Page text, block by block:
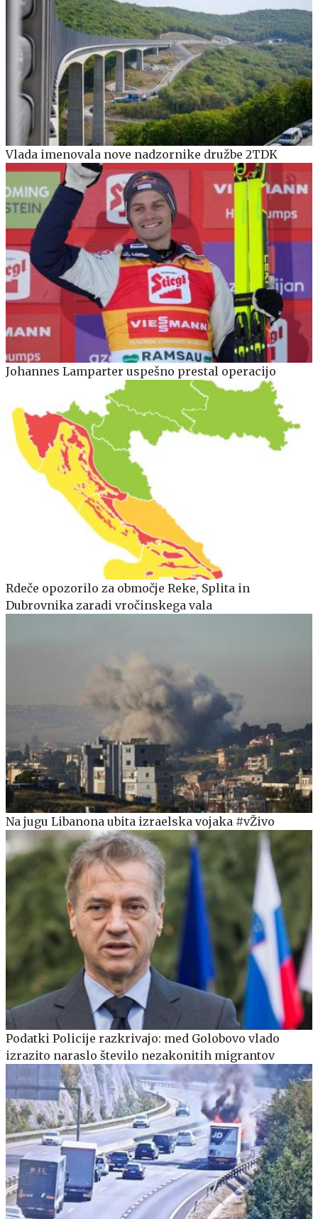
Vlada imenovala nove nadzornike družbe 2TDK
Johannes Lamparter uspešno prestal operacijo
Rdeče opozorilo za območje Reke, Splita in
Dubrovnika zaradi vročinskega vala
Na jugu Libanona ubita izraelska vojaka #vŽivo
Podatki Policije razkrivajo: med Golobovo vlado
izrazito naraslo število nezakonitih migrantov